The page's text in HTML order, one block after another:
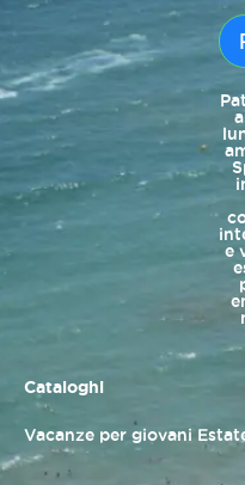
e
Cataloghi
Vacanze per giovani